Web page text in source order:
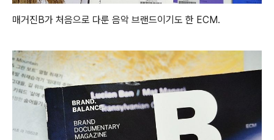
매거진B가 처음으로 다룬 음악 브랜드이기도 한 ECM.